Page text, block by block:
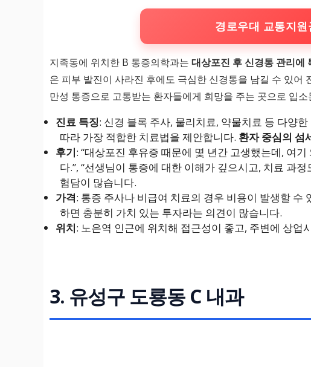
경로우대 교통지원
지족동에 위치한 B 통증의학과는 대상포진 후 신경통 관리에
은 피부 발진이 사라진 후에도 극심한 신경통을 남길 수 있어
만성 통증으로 고통받는 환자들에게 희망을 주는 곳으로 입소
진료 특징: 신경 블록 주사, 물리치료, 약물치료 등 다양
따라 가장 적합한 치료법을 제안합니다. 환자 중심의 섬
후기: “대상포진 후유증 때문에 몇 년간 고생했는데, 여
다.”, “선생님이 통증에 대한 이해가 깊으시고, 치료 과
험담이 많습니다.
가격: 통증 주사나 비급여 치료의 경우 비용이 발생할 수
하면 충분히 가치 있는 투자라는 의견이 많습니다.
위치: 노은역 인근에 위치해 접근성이 좋고, 주변에 상업
3. 유성구 도룡동 C 내과